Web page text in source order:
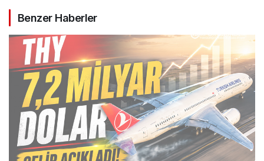
Benzer Haberler